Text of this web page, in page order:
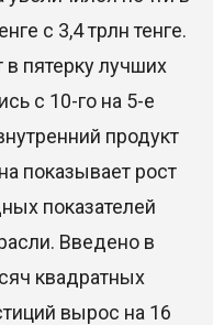
партнерства:
форум
в эфире
с 3,4 трлн тенге.
в пятерку лучших
с 10-го на 5-е
продукт
показывает рост
показателей
Введено в
квадратных
вырос на 16